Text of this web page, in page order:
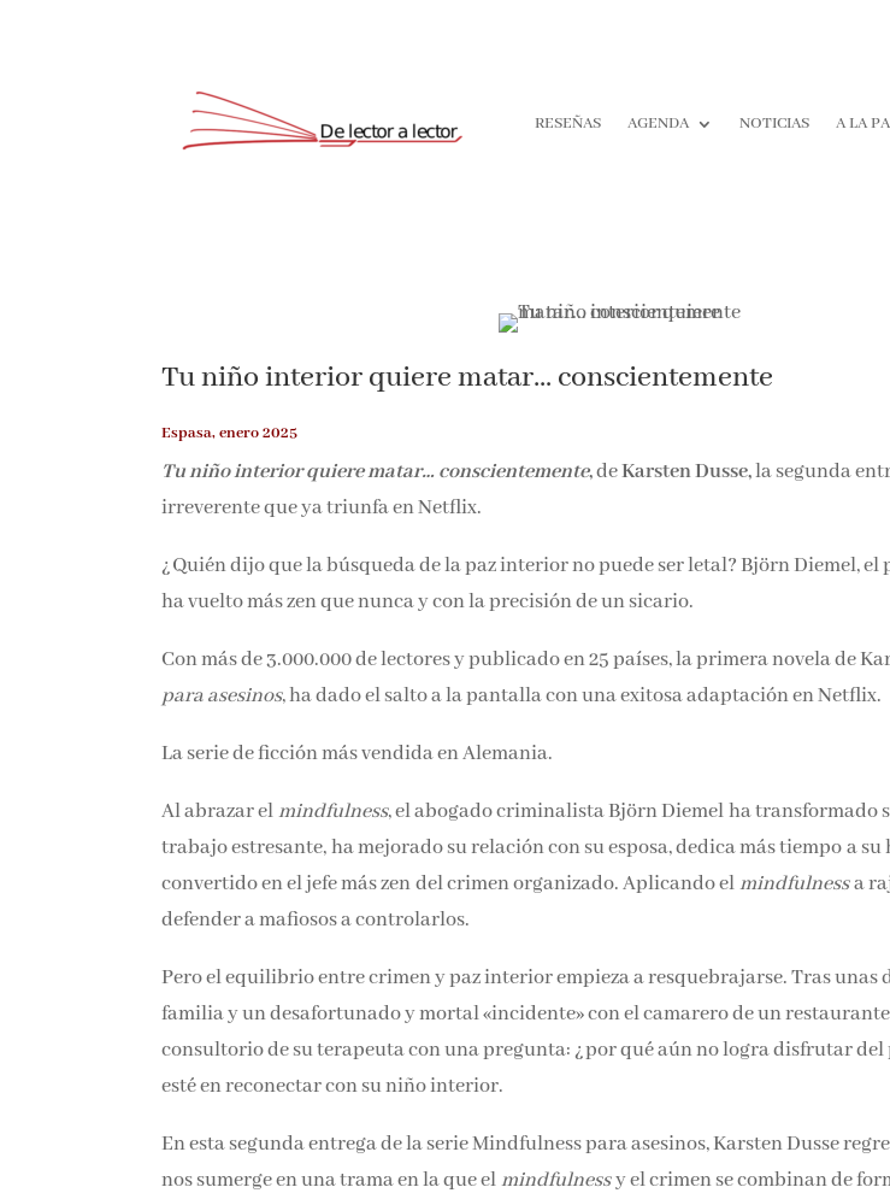
RESEÑAS AGENDA NOTICIAS A LA
Tu niño interior quiere matar… conscientemente
Espasa, enero 2025
Tu niño interior quiere matar… conscientemente,deKarsten Dusse,la segunda
e irreverente que ya triunfa en Netflix.
¿Quién dijo que la búsqueda de la paz interior no puede ser letal? Björn Diemel, el
serie, ha vuelto más zen que nunca y con la precisión de un sicario.
Con más de 3.000.000 de lectores y publicado en 25 países, la primera novela de
para asesinos, ha dado el salto a la pantalla con una exitosa adaptación en Netflix.
La serie de ficción más vendida en Alemania.
Al abrazar elmindfulness, el abogado criminalista Björn Diemel ha transformado
trabajo estresante, ha mejorado su relación con su esposa, dedica más tiempo a su
convertido en el jefe más zen del crimen organizado. Aplicando elmindfulnessa
defender a mafiosos a controlarlos.
Pero el equilibrio entre crimen y paz interior empieza a resquebrajarse. Tras unas
familia y un desafortunado y mortal «incidente» con el camarero de un
consultorio de su terapeuta con una pregunta: ¿por qué aún no logra disfrutar del
esté en reconectar con su niño interior.
En esta segunda entrega de la serie Mindfulness para asesinos, Karsten Dusse
nos sumerge en una trama en la que elmindfulnessy el crimen se combinan de